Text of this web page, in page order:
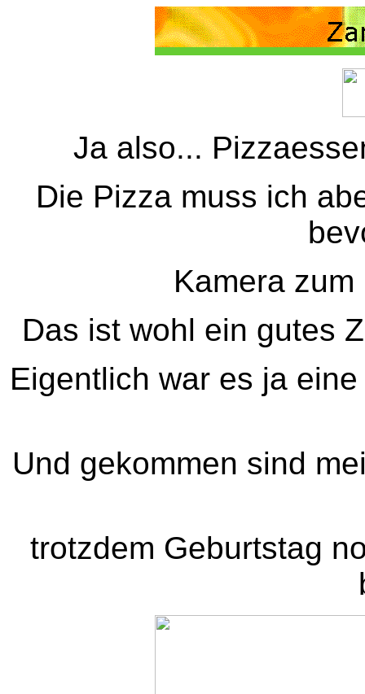
Ja also...
Die Pizza muss ich
Kamera
Das ist wohl ein gutes
Eigentlich war es ja
Und gekommen sind
trotzdem Geburtstag